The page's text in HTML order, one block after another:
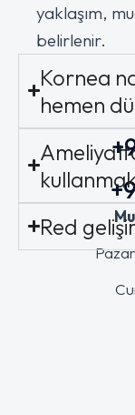
yaklaşım,
belirlenir.
Kornea
hemen
Red